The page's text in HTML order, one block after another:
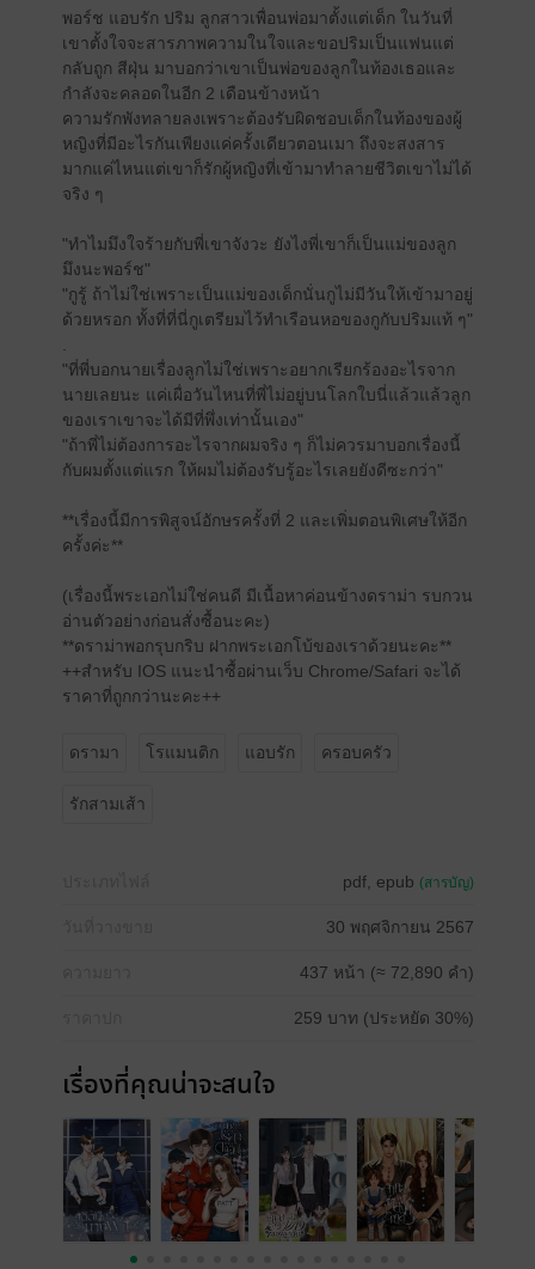
พอร์ช แอบรัก ปริม ลูกสาวเพื่อนพ่อมาตั้งแต่เด็ก ในวันที่
เขาตั้งใจจะสารภาพความในใจและขอปริมเป็นแฟนแต่
กลับถูก สีฝุ่น มาบอกว่าเขาเป็นพ่อของลูกในท้องเธอและ
กำลังจะคลอดในอีก 2 เดือนข้างหน้า
ความรักพังทลายลงเพราะต้องรับผิดชอบเด็กในท้องของผู้
หญิงที่มีอะไรกันเพียงแค่ครั้งเดียวตอนเมา ถึงจะสงสาร
มากแค่ไหนแต่เขาก็รักผู้หญิงที่เข้ามาทำลายชีวิตเขาไม่ได้
จริง ๆ
"ทำไมมึงใจร้ายกับพี่เขาจังวะ ยังไงพี่เขาก็เป็นแม่ของลูก
มึงนะพอร์ช"
"กูรู้ ถ้าไม่ใช่เพราะเป็นแม่ของเด็กนั่นกูไม่มีวันให้เข้ามาอยู่
ด้วยหรอก ทั้งที่ที่นี่กูเตรียมไว้ทำเรือนหอของกูกับปริมแท้ ๆ"
"ที่พี่บอกนายเรื่องลูกไม่ใช่เพราะอยากเรียกร้องอะไรจาก
นายเลยนะ แค่เผื่อวันไหนที่พี่ไม่อยู่บนโลกใบนี่แล้วแล้วลูก
ของเราเขาจะได้มีที่พึ่งเท่านั้นเอง"
"ถ้าพี่ไม่ต้องการอะไรจากผมจริง ๆ ก็ไม่ควรมาบอกเรื่องนี้
กับผมตั้งแต่แรก ให้ผมไม่ต้องรับรู้อะไรเลยยังดีซะกว่า"
**เรื่องนี้มีการพิสูจน์อักษรครั้งที่ 2 และเพิ่มตอนพิเศษให้อีก
ครั้งค่ะ**
(เรื่องนี้พระเอกไม่ใช่คนดี มีเนื้อหาค่อนข้างดราม่า รบกวน
อ่านตัวอย่างก่อนสั่งซื้อนะคะ)
**ดราม่าพอกรุบกริบ ฝากพระเอกโบ้ของเราด้วยนะคะ**
++สำหรับ IOS แนะนำซื้อผ่านเว็บ Chrome/Safari จะได้
ราคาที่ถูกกว่านะคะ++
ดรามา โรแมนติก แอบรัก ครอบครัว
รักสามเส้า
pdf, epub (สารบัญ)
30 พฤศจิกายน 2567
437 หน้า (≈ 72,890 คำ)
259 บาท (ประหยัด 30%)
เรื่องที่คุณน่าจะสนใจ